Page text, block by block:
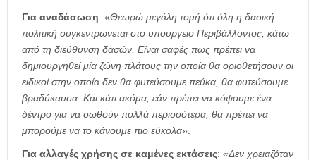
Για αναδάσωση: «Θεωρώ μεγάλη τομή ότι όλη η δασική
πολιτική συγκεντρώνεται στο υπουργείο Περιβάλλοντος, κάτω
από τη διεύθυνση δασών, Είναι σαφές πως πρέπει να
δημιουργηθεί μία ζώνη πλάτους την οποία θα οριοθετήσουν οι
ειδικοί στην οποία δεν θα φυτεύσουμε πεύκα, θα φυτεύσουμε
βραδύκαυσα. Και κάτι ακόμα, εάν πρέπει να κόψουμε ένα
δέντρο για να σωθούν πολλά περισσότερα, θα πρέπει να
μπορούμε να το κάνουμε πιο εύκολα».
Για αλλαγές χρήσης σε καμένες εκτάσεις: «Δεν χρειαζόταν